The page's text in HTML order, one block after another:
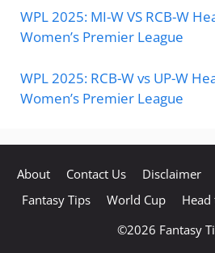
WPL 2025: MI-W VS RCB-W
Women’s Premier League
WPL 2025: RCB-W vs UP-W
Women’s Premier League
About Contact Us Disclaimer
Fantasy Tips
World Cup Head
©2026 Fantasy